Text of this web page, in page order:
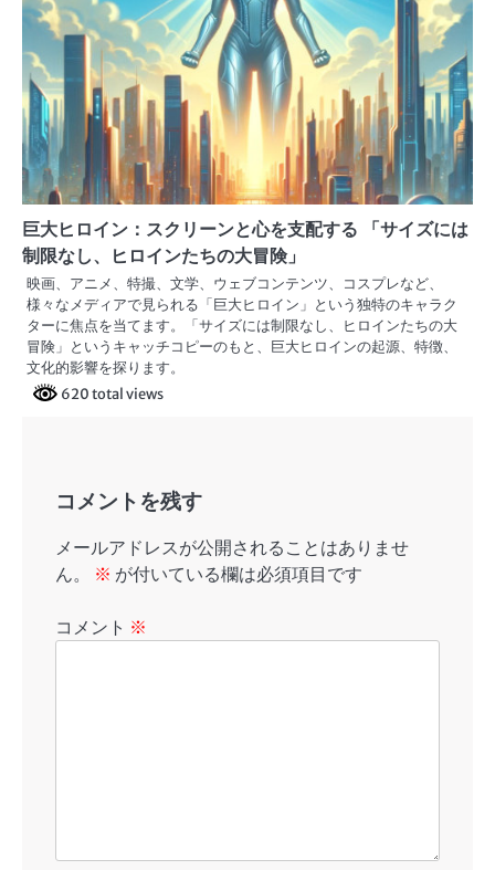
巨大ヒロイン：スクリーンと心を支配する 「サイズには
制限なし、ヒロインたちの大冒険」
映画、アニメ、特撮、文学、ウェブコンテンツ、コスプレなど、
様々なメディアで見られる「巨大ヒロイン」という独特のキャラク
ターに焦点を当てます。「サイズには制限なし、ヒロインたちの大
冒険」というキャッチコピーのもと、巨大ヒロインの起源、特徴、
文化的影響を探ります。
620 total views
コメントを残す
メールアドレスが公開されることはありませ
ん。
※ が付いている欄は必須項目です
コメント ※